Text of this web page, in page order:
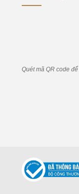
Quét mã QR code